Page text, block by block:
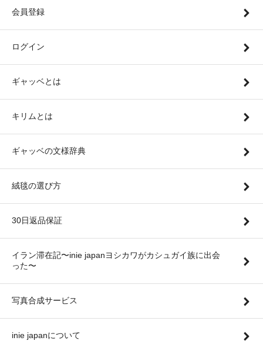
会員登録
ログイン
ギャッベとは
キリムとは
ギャッベの文様辞典
絨毯の選び方
30日返品保証
イラン滞在記〜inie japanヨシカワがカシュガイ族に出会
った〜
写真合成サービス
inie japanについて